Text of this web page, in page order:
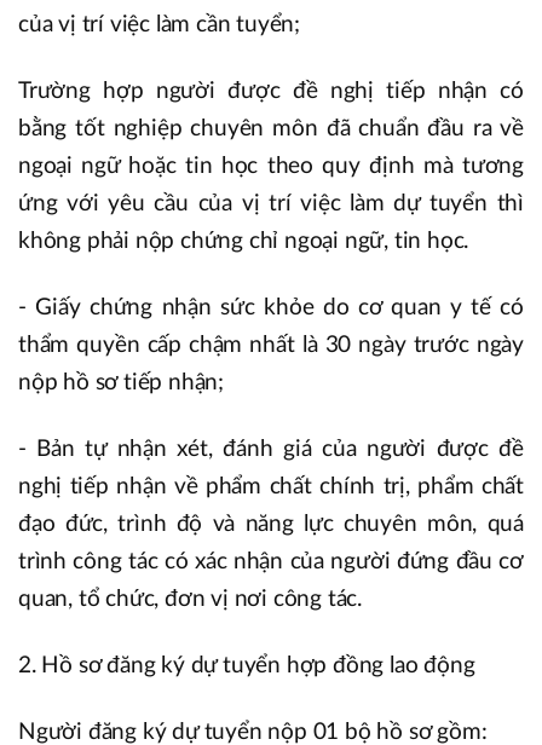
của vị trí việc làm cần tuyển;
Trường hợp người được đề nghị tiếp nhận có
bằng tốt nghiệp chuyên môn đã chuẩn đầu ra về
ngoại ngữ hoặc tin học theo quy định mà tương
ứng với yêu cầu của vị trí việc làm dự tuyển thì
không phải nộp chứng chỉ ngoại ngữ, tin học.
- Giấy chứng nhận sức khỏe do cơ quan y tế có
thẩm quyền cấp chậm nhất là 30 ngày trước ngày
nộp hồ sơ tiếp nhận;
- Bản tự nhận xét, đánh giá của người được đề
nghị tiếp nhận về phẩm chất chính trị, phẩm chất
đạo đức, trình độ và năng lực chuyên môn, quá
trình công tác có xác nhận của người đứng đầu cơ
quan, tổ chức, đơn vị nơi công tác.
2. Hồ sơ đăng ký dự tuyển hợp đồng lao động
Người đăng ký dự tuyển nộp 01 bộ hồ sơ gồm: